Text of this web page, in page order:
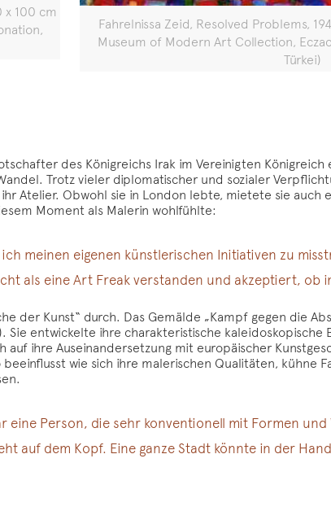
x 100 cm
Fahrelnissa Zeid, Resolved Problems,
Museum of Modern Art Collection,
Türkei)
des Königreichs Irak im Vereinigten
Trotz vieler diplomatischer und sozialer
Atelier. Obwohl sie in London lebte, mietete sie auch
Moment als Malerin wohlfühlte:
meinen eigenen künstlerischen Initiativen zu
als eine Art Freak verstanden und akzeptiert, ob
der Kunst“ durch. Das Gemälde „Kampf gegen die
Sie entwickelte ihre charakteristische
ihre Auseinandersetzung mit europäischer
wie sich ihre malerischen Qualitäten, kühne
Person, die sehr konventionell mit Formen
auf dem Kopf. Eine ganze Stadt könnte in der